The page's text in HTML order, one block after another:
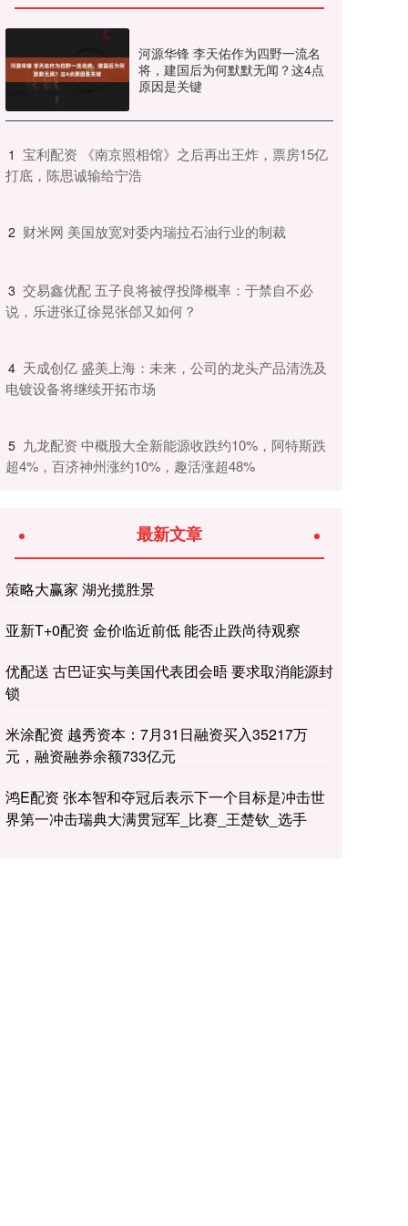
河源华锋 李天佑作为四野一流名
将，建国后为何默默无闻？这4点
原因是关键
1 ​宝利配资 《南京照相馆》之后再出王炸，票房15亿
打底，陈思诚输给宁浩
2 ​财米网 美国放宽对委内瑞拉石油行业的制裁
3 ​交易鑫优配 五子良将被俘投降概率：于禁自不必
说，乐进张辽徐晃张郃又如何？
4 ​天成创亿 盛美上海：未来，公司的龙头产品清洗及
电镀设备将继续开拓市场
5 ​九龙配资 中概股大全新能源收跌约10%，阿特斯跌
超4%，百济神州涨约10%，趣活涨超48%
最新文章
策略大赢家 湖光揽胜景
亚新T+0配资 金价临近前低 能否止跌尚待观察
优配送 古巴证实与美国代表团会晤 要求取消能源封
锁
米涂配资 越秀资本：7月31日融资买入35217万
元，融资融券余额733亿元
鸿E配资 张本智和夺冠后表示下一个目标是冲击世
界第一冲击瑞典大满贯冠军_比赛_王楚钦_选手